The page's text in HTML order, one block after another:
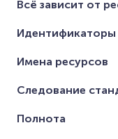
Всё зависит от
Идентификаторы
Имена ресурсов
Следование
Полнота